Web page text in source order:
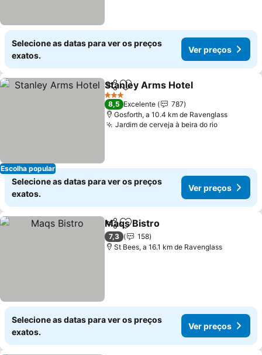
Selecione as datas para ver os preços
exatos.
Ver preços
Escolha popular
PartilharAdicionar aos favoritos
Stanley Arms Hotel
3 Estrelas
8,5 Excelente
787
Gosforth, a 10.4 km de Ravenglass
Jardim de cerveja à beira do rio
Selecione as datas para ver os preços
exatos.
Ver preços
PartilharAdicionar aos favoritos
Maqs Bistro
7,3
158
St Bees, a 16.1 km de Ravenglass
Selecione as datas para ver os preços
exatos.
Ver preços